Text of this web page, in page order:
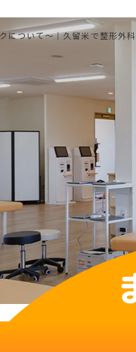
について〜｜久留米で整形外科